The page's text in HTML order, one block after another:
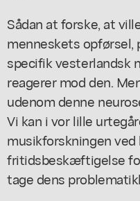
Sådan at forske, at
menneskets opførsel,
specifik vesterlandsk
reagerer mod den.
udenom denne
Vi kan i vor lille
musikforskningen
fritidsbeskæftigelse
tage dens